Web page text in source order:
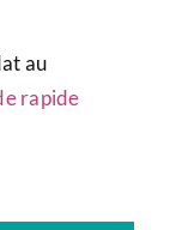
au
rapide